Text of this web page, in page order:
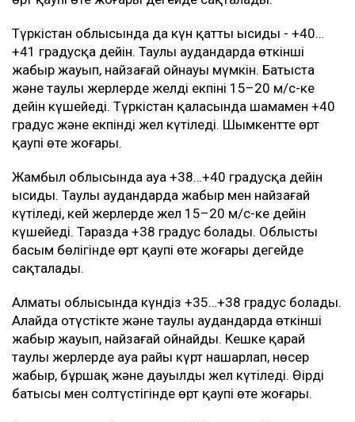
аптап ыстық болады
Мән-жайы
Ең жоғары температура Қызылорда облысында
күтіледі. Күндіз ауа температурасы +40…+43
градусқа дейін көтеріледі. Қызылорда қаласында
өрт қаупі өте жоғары деңгейде сақталады.
Түркістан облысында да күн қатты ысиды - +40…
+41 градусқа дейін. Таулы аудандарда өткінші
жаңбыр жауып, найзағай ойнауы мүмкін. Батыста
және таулы жерлерде желдің екпіні 15–20 м/с-ке
градус және екпінді жел күтіледі. Шымкентте өрт
қаупі өте жоғары.
Жамбыл облысында ауа +38…+40 градусқа дейін
ысиды. Таулы аудандарда жаңбыр мен найзағай
күтіледі, кей жерлерде жел 15–20 м/с-ке дейін